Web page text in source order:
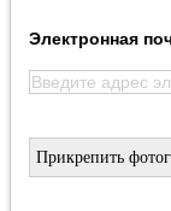
Электронная
Прикрепить